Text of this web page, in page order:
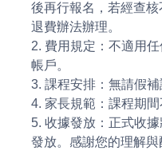
後再行報名，若經查
退費辦法辦理。
2. 費用規定：不適用
帳戶。
3. 課程安排：無請假補
4. 家長規範：課程期間
5. 收據發放：正式收
發放。感謝您的理解與